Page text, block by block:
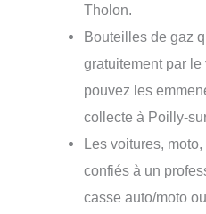
Tholon.
Bouteilles de gaz
gratuitement par
pouvez les
collecte à Poilly-
Les voitures,
confiés à un
casse auto/moto